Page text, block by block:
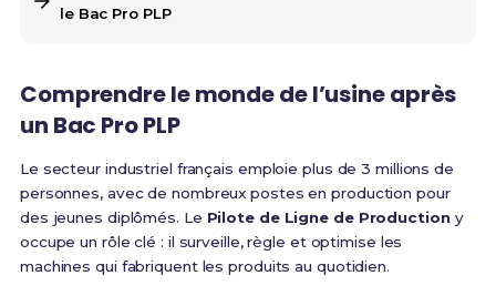
le Bac Pro PLP
Comprendre le monde de l’usine après
un Bac Pro PLP
Le secteur industriel français emploie plus de 3 millions de
personnes, avec de nombreux postes en production pour
des jeunes diplômés. Le Pilote de Ligne de Productiony
occupe un rôle clé : il surveille, règle et optimise les
machines qui fabriquent les produits au quotidien.